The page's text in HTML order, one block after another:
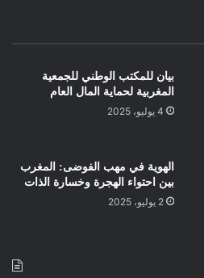
بيان للمكتب الوطني للجمعية
المغربية لحماية المال العام
4 يوليو، 2025
الهوية في مهب الفوضى: المغرب
بين احتواء الهجرة وخسارة الذات
2 يوليو، 2025